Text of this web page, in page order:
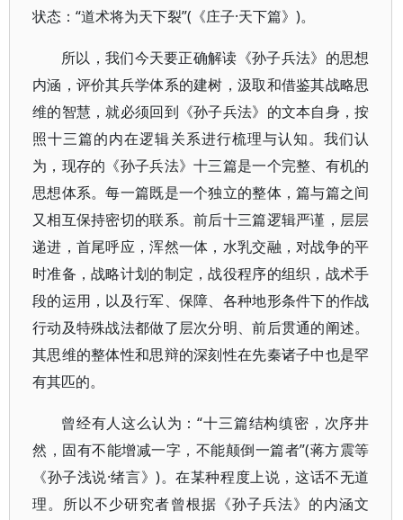
状态：“道术将为天下裂”(《庄子·天下篇》)。
所以，我们今天要正确解读《孙子兵法》的思想
内涵，评价其兵学体系的建树，汲取和借鉴其战略思
维的智慧，就必须回到《孙子兵法》的文本自身，按
照十三篇的内在逻辑关系进行梳理与认知。我们认
为，现存的《孙子兵法》十三篇是一个完整、有机的
思想体系。每一篇既是一个独立的整体，篇与篇之间
又相互保持密切的联系。前后十三篇逻辑严谨，层层
递进，首尾呼应，浑然一体，水乳交融，对战争的平
时准备，战略计划的制定，战役程序的组织，战术手
段的运用，以及行军、保障、各种地形条件下的作战
行动及特殊战法都做了层次分明、前后贯通的阐述。
其思维的整体性和思辩的深刻性在先秦诸子中也是罕
有其匹的。
曾经有人这么认为：“十三篇结构缜密，次序井
然，固有不能增减一字，不能颠倒一篇者”(蒋方震等
《孙子浅说·绪言》)。在某种程度上说，这话不无道
理。所以不少研究者曾根据《孙子兵法》的内涵文